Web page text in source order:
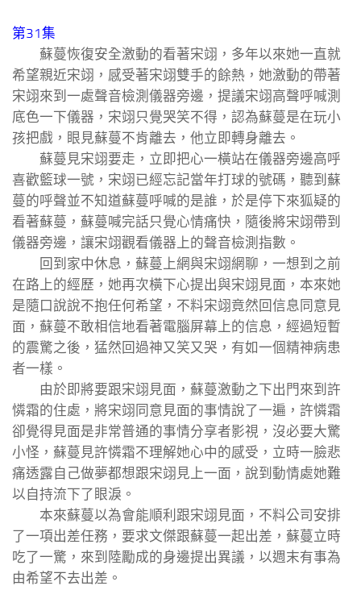
第31集
蘇蔓恢復安全激動的看著宋翊，多年以來她一直就
希望親近宋翊，感受著宋翊雙手的餘熱，她激動的帶著
宋翊來到一處聲音檢測儀器旁邊，提議宋翊高聲呼喊測
底色一下儀器，宋翊只覺哭笑不得，認為蘇蔓是在玩小
孩把戲，眼見蘇蔓不肯離去，他立即轉身離去。
蘇蔓見宋翊要走，立即把心一橫站在儀器旁邊高呼
喜歡籃球一號，宋翊已經忘記當年打球的號碼，聽到蘇
蔓的呼聲並不知道蘇蔓呼喊的是誰，於是停下來狐疑的
看著蘇蔓，蘇蔓喊完話只覺心情痛快，隨後將宋翊帶到
儀器旁邊，讓宋翊觀看儀器上的聲音檢測指數。
回到家中休息，蘇蔓上網與宋翊網聊，一想到之前
在路上的經歷，她再次橫下心提出與宋翊見面，本來她
是隨口說說不抱任何希望，不料宋翊竟然回信息同意見
面，蘇蔓不敢相信地看著電腦屏幕上的信息，經過短暫
的震驚之後，猛然回過神又笑又哭，有如一個精神病患
者一樣。
由於即將要跟宋翊見面，蘇蔓激動之下出門來到許
憐霜的住處，將宋翊同意見面的事情說了一遍，許憐霜
卻覺得見面是非常普通的事情分享者影視，沒必要大驚
小怪，蘇蔓見許憐霜不理解她心中的感受，立時一臉悲
痛透露自己做夢都想跟宋翊見上一面，說到動情處她難
以自持流下了眼淚。
本來蘇蔓以為會能順利跟宋翊見面，不料公司安排
了一項出差任務，要求文傑跟蘇蔓一起出差，蘇蔓立時
吃了一驚，來到陸勵成的身邊提出異議，以週末有事為
由希望不去出差。